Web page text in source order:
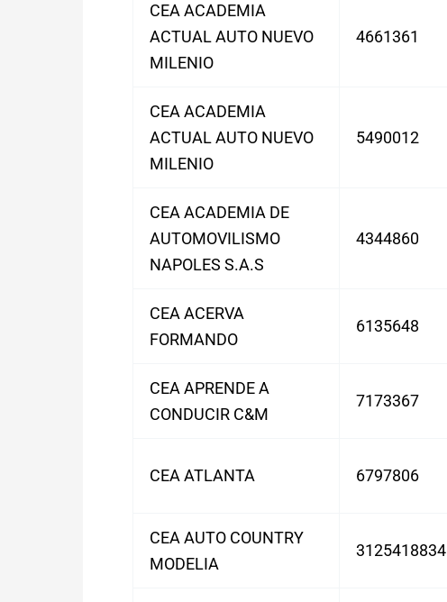
CEA ACADEMIA
ACTUAL AUTO NUEVO
MILENIO
4661361
CEA ACADEMIA
ACTUAL AUTO NUEVO
MILENIO
5490012
CEA ACADEMIA DE
AUTOMOVILISMO
NAPOLES S.A.S
4344860
CEA ACERVA
FORMANDO
6135648
CEA APRENDE A
CONDUCIR C&M
7173367
CEA ATLANTA 6797806
CEA AUTO COUNTRY
MODELIA
3125418834